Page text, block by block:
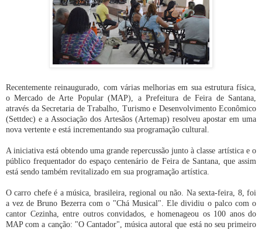
Recentemente reinaugurado, com várias melhorias em sua estrutura física,
o Mercado de Arte Popular (MAP), a Prefeitura de Feira de Santana,
através da Secretaria de Trabalho, Turismo e Desenvolvimento Econômico
(Settdec) e a Associação dos Artesãos (Artemap) resolveu apostar em uma
nova vertente e está incrementando sua programação cultural.
A iniciativa está obtendo uma grande repercussão junto à classe artística e o
público frequentador do espaço centenário de Feira de Santana, que assim
está sendo também revitalizado em sua programação artística.
O carro chefe é a música, brasileira, regional ou não. Na sexta-feira, 8, foi
a vez de Bruno Bezerra com o "Chá Musical". Ele dividiu o palco com o
cantor Cezinha, entre outros convidados, e homenageou os 100 anos do
MAP com a canção: "O Cantador", música autoral que está no seu primeiro